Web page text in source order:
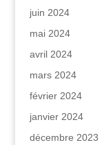
juin 2024
mai 2024
avril 2024
mars 2024
février 2024
janvier 2024
décembre 2023